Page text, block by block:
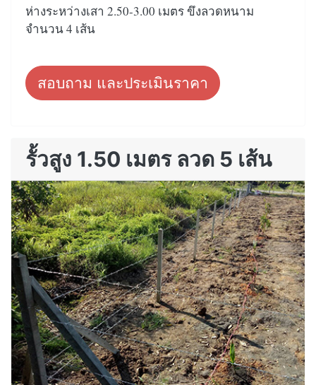
ห่างระหว่างเสา 2.50-3.00 เมตร ขึงลวดหนาม
จำนวน 4 เส้น
สอบถาม และประเมินราคา
รั้วสูง 1.50 เมตร ลวด 5 เส้น